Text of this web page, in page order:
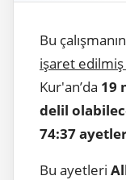
Bu
işaret
Kur'an’da 19
delil
74:37
Bu ayetleri